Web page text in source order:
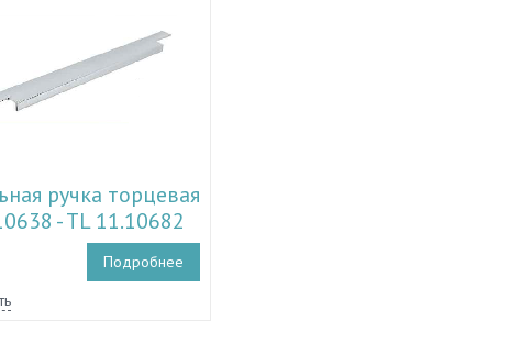
ручка торцевая
- TL 11.10682
Подробнее